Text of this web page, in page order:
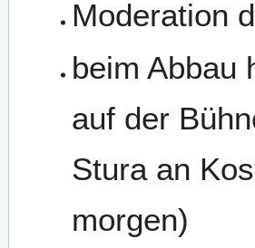
Moderation
beim Abbau
auf der
Stura an
morgen)